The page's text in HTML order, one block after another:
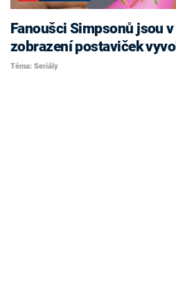
Fanoušci Simpsonů jsou
zobrazení postaviček
Téma: Seriály